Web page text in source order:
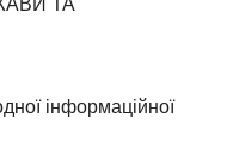
ТА
інформаційної